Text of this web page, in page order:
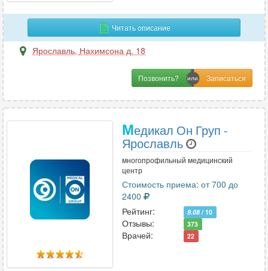
Читать описание
Ярославль, Нахимсона д. 18
Позвонить?
Медикал Он Груп -
Ярославль
многопрофильный медицинский
центр
Стоимость приема: от 700 до
2400
Рейтинг:
9.08 / 10
Отзывы: 373
Врачей: 22